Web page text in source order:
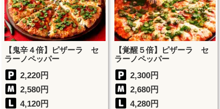
【鬼辛４倍】ピザーラ セ
ラーノペッパー
2,220円
2,580円
4,120円
【覚醒５倍】ピザーラ セ
ラーノペッパー
2,300円
2,680円
4,280円